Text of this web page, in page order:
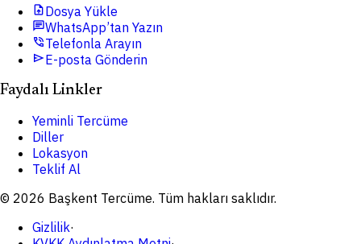
upload_fileDosya Yükle
chatWhatsApp’tan Yazın
phone_in_talkTelefonla Arayın
sendE-posta Gönderin
Faydalı Linkler
Yeminli Tercüme
Diller
Lokasyon
Teklif Al
© 2026 Başkent Tercüme. Tüm hakları saklıdır.
Gizlilik·